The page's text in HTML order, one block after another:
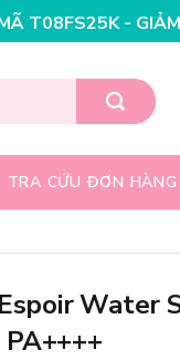
NGAY 25K CHO
TRA CỨU ĐƠN HÀNG
Water